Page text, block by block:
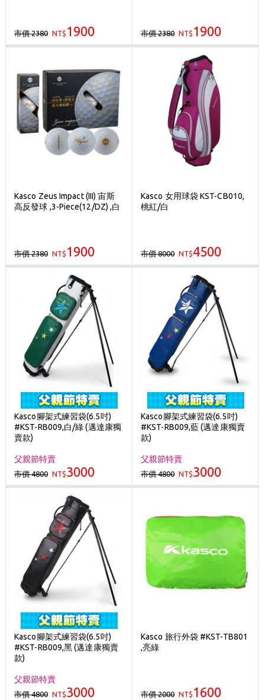
市價 2380 NT$ 1900 市價 2380 NT$ 1900
Kasco Zeus Impact (III) 宙斯
高反發球 ,3-Piece(12/DZ) ,白
市價 2380 NT$ 1900
Kasco 女用球袋 KST-CB010,
桃紅/白
市價 8000 NT$4500
Kasco腳架式練習袋(6.5吋)
#KST-RB009,白/綠 (邁達康獨
賣款)
父親節特賣
市價 4800 NT$3000
Kasco腳架式練習袋(6.5吋)
#KST-RB009,藍 (邁達康獨賣
款)
父親節特賣
市價 4800 NT$3000
Kasco腳架式練習袋(6.5吋)
#KST-RB009,黑 (邁達康獨賣
款)
父親節特賣
市價 4800 NT$3000
Kasco 旅行外袋 #KST-TB801
,亮綠
市價 2000 NT$ 1600